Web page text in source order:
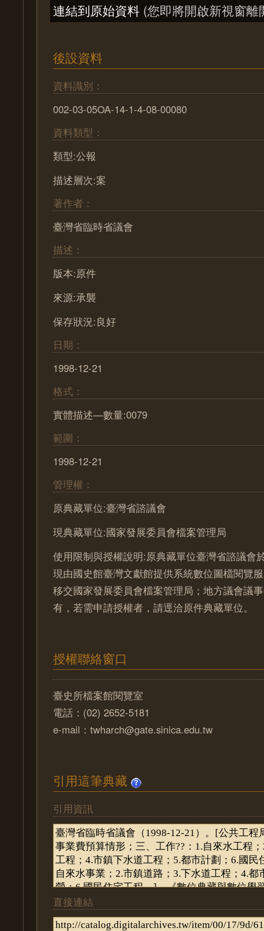
連結到原始資料 (您即將開啟新視窗離
後設資料
資料識別：
002-03-05OA-14-1-4-08-00080
資料類型：
類型:公報
描述層次:案
著作者：
臺灣省臨時省議會
描述：
版本:原件
來源:承襲
保存狀況:良好
日期：
1998-12-21
格式：
實體描述—數量:0079
範圍：
1998-12-21
管理權：
原典藏單位:臺灣省諮議會
現典藏單位:國家發展委員會檔案管理局
使用限制與授權說明:原典藏單位臺灣省諮議會
現由國史館臺灣文獻館提供系統數位圖檔閱覽
移交國家發展委員會檔案管理局；地方議會議
有，若需申請授權者，請逕洽原件典藏單位。
授權聯絡窗口
臺史所檔案館閱覽室
電話：(02) 2652-5181
e-mail：twharch@gate.sinica.edu.tw
引用這筆典藏
引用資訊
直接連結